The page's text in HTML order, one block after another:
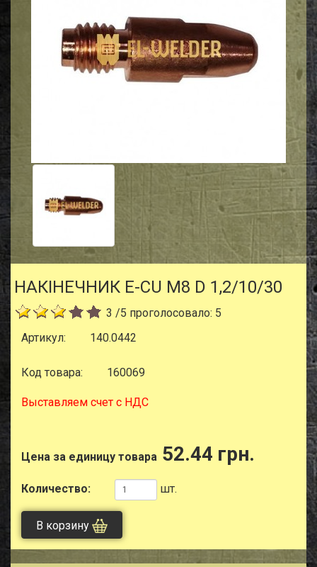
НАКIНЕЧНИК E-CU M8 D 1,2/10/30
3 /5 проголосовало: 5
Артикул:
140.0442
Код товара: 160069
Выставляем счет с НДС
Цена за единицу товара 52.44 грн.
Количество: шт.
В корзину